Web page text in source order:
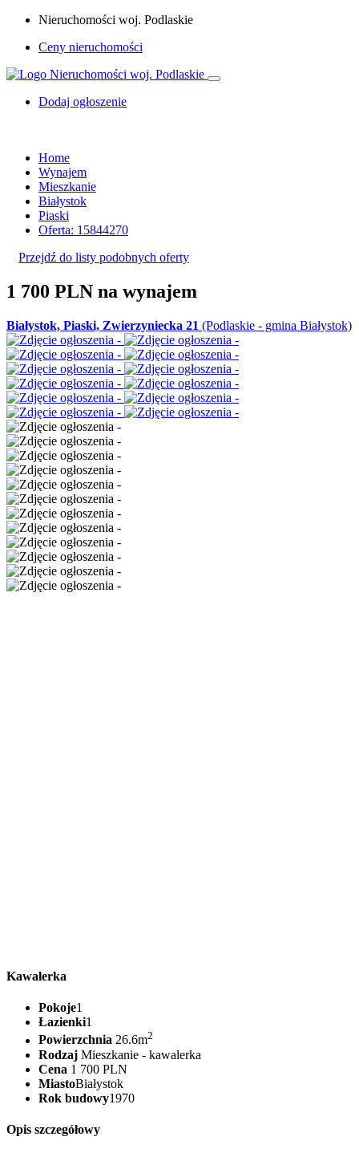
Nieruchomości woj. Podlaskie
Ceny nieruchomości
Dodaj ogłoszenie
Home
Wynajem
Mieszkanie
Białystok
Piaski
Oferta: 15844270
Przejdź do listy podobnych oferty
1 700 PLN na wynajem
Białystok, Piaski, Zwierzyniecka 21 (Podlaskie - gmina Białystok)
Kawalerka
Pokoje1
Łazienki1
Powierzchnia 26.6m2
Rodzaj Mieszkanie - kawalerka
Cena 1 700 PLN
MiastoBiałystok
Rok budowy1970
Opis szczegółowy